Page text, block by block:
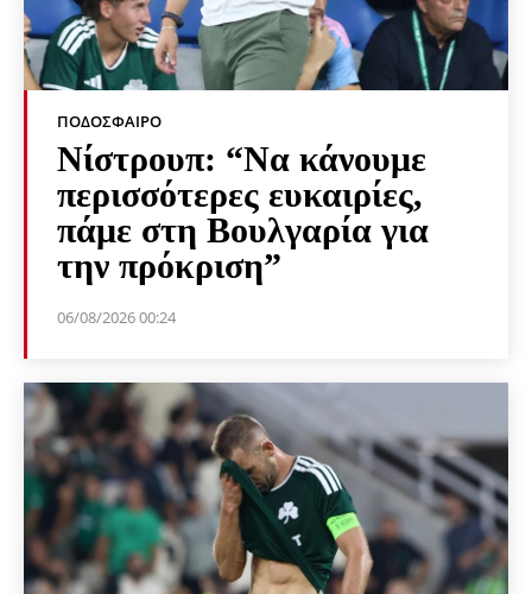
ΠΟΔΌΣΦΑΙΡΟ
Νίστρουπ: “Να κάνουμε
περισσότερες ευκαιρίες,
πάμε στη Βουλγαρία για
την πρόκριση”
06/08/2026 00:24